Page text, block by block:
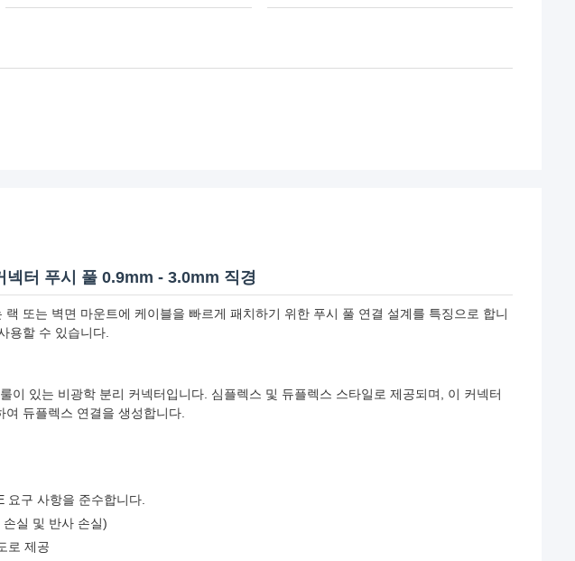
넥터 푸시 풀 0.9mm - 3.0mm 직경
또는 벽면 마운트에 케이블을 빠르게 패치하기 위한 푸시 풀 연결 설계를 특징으로 합니
용할 수 있습니다.
이 있는 비광학 분리 커넥터입니다. 심플렉스 및 듀플렉스 스타일로 제공되며, 이 커넥터
듀플렉스 연결을 생성합니다.
요구 사항을 준수합니다.
실 및 반사 손실)
로 제공